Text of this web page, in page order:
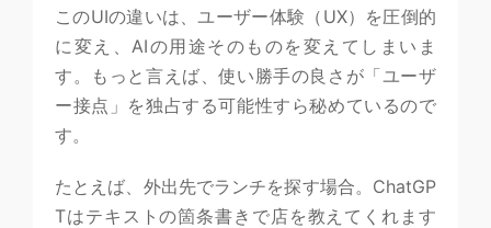
このUIの違いは、ユーザー体験（UX）を圧倒的
に変え、AIの用途そのものを変えてしまいま
す。もっと言えば、使い勝手の良さが「ユーザ
ー接点」を独占する可能性すら秘めているので
す。
たとえば、外出先でランチを探す場合。ChatGP
Tはテキストの箇条書きで店を教えてくれます